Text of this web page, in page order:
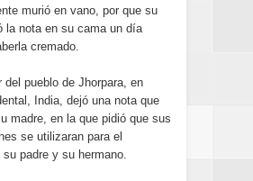
murió en vano, por que su
la nota en su cama un día
cremado.
del pueblo de Jhorpara, en
India, dejó una nota que
madre, en la que pidió que sus
se utilizaran para el
padre y su hermano.